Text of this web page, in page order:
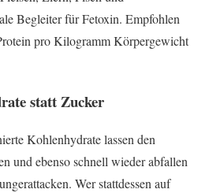
Begleiter für Fetoxin. Empfohlen
pro Kilogramm Körpergewicht
statt Zucker
Kohlenhydrate lassen den
und ebenso schnell wieder abfallen
Wer stattdessen auf